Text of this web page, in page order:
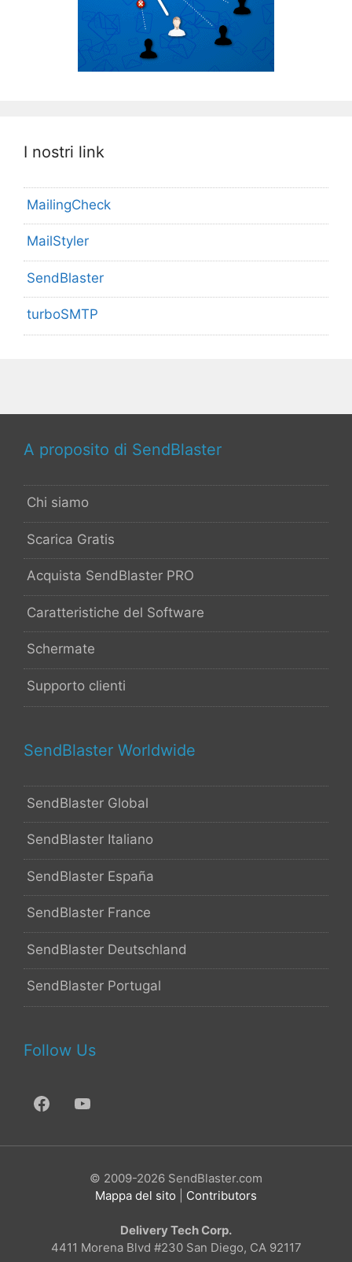
I nostri link
MailingCheck
MailStyler
SendBlaster
turboSMTP
A proposito di SendBlaster
Chi siamo
Scarica Gratis
Acquista SendBlaster PRO
Caratteristiche del Software
Schermate
Supporto clienti
SendBlaster Worldwide
SendBlaster Global
SendBlaster Italiano
SendBlaster España
SendBlaster France
SendBlaster Deutschland
SendBlaster Portugal
Follow Us
© 2009-2026 SendBlaster.com
Mappa del sito
Contributors
Delivery Tech Corp.
4411 Morena Blvd #230 San Diego, CA 92117